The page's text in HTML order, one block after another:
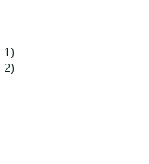
1)
2)